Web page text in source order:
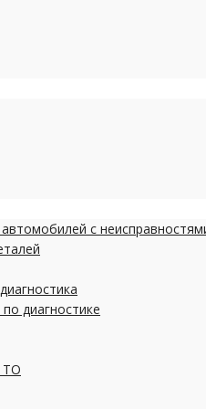
с
по диагностике
ТО